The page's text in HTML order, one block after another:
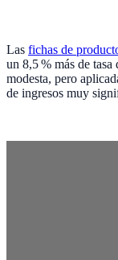
Las fichas de
un 8,5 % más de
modesta, pero
de ingresos muy